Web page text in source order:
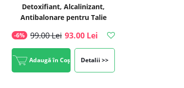
Detoxifiant, Alcalinizant,
Antibalonare pentru Talie
Rawboost
-6% 99.00 Lei 93.00 Lei
Adaugă în Coș Detalii >>